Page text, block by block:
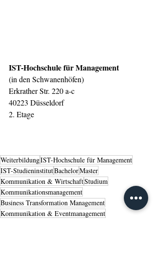
IST-Hochschule für Management
(in den Schwanenhöfen)
Erkrather Str. 220 a-c
40223 Düsseldorf
2. Etage
WeiterbildungIST-Hochschule für Management
IST-StudieninstitutBachelorMaster
Kommunikation & WirtschaftStudium
Kommunikationsmanagement
Business Transformation Management
Kommunikation & Eventmanagement